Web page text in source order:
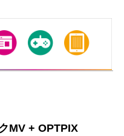
MV + OPTPIX